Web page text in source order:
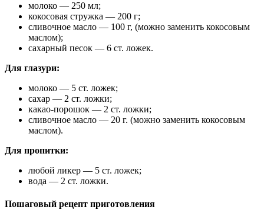
молоко — 250 мл;
кокосовая стружка — 200 г;
сливочное масло — 100 г, (можно заменить кокосовым
маслом);
сахарный песок — 6 ст. ложек.
Для глазури:
молоко — 5 ст. ложек;
сахар — 2 ст. ложки;
какао-порошок — 2 ст. ложки;
сливочное масло — 20 г. (можно заменить кокосовым
маслом).
Для пропитки:
любой ликер — 5 ст. ложек;
вода — 2 ст. ложки.
Пошаговый рецепт приготовления